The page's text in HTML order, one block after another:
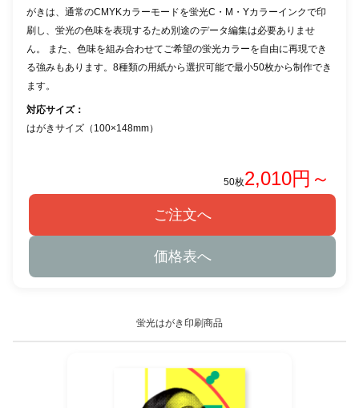
がきは、通常のCMYKカラーモードを蛍光C・M・Yカラーインクで印
刷し、蛍光の色味を表現するため別途のデータ編集は必要ありませ
ん。 また、色味を組み合わせてご希望の蛍光カラーを自由に再現でき
る強みもあります。8種類の用紙から選択可能で最小50枚から制作でき
ます。
対応サイズ：
はがきサイズ（100×148mm）
50枚2,010円～
ご注文へ
価格表へ
蛍光はがき印刷商品